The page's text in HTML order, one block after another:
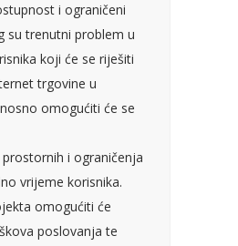
i ograničeni
su trenutni problem u
koji će se riješiti
trgovine u
omogućiti će se
i ograničenja
vrijeme korisnika.
omogućiti će
poslovanja te